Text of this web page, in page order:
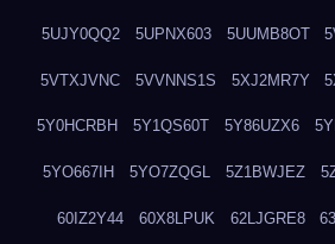
5UJY0QQ2 5UPNX603 5UUMB8OT
5VTXJVNC 5VVNNS1S 5XJ2MR7Y
5Y0HCRBH 5Y1QS60T 5Y86UZX6
5YO667IH 5YO7ZQGL 5Z1BWJEZ
60IZ2Y44 60X8LPUK 62LJGRE8